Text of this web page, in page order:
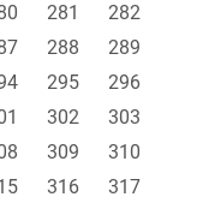
281
282
288
289
295
296
302
303
309
310
316
317